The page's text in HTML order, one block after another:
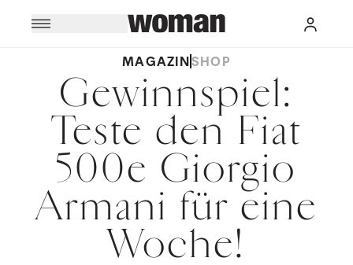
MAGAZINSHOP
Gewinnspiel:
Teste den Fiat
500e Giorgio
Armani für eine
Woche!